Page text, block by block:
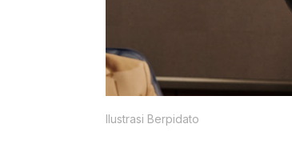
Ilustrasi Berpidato